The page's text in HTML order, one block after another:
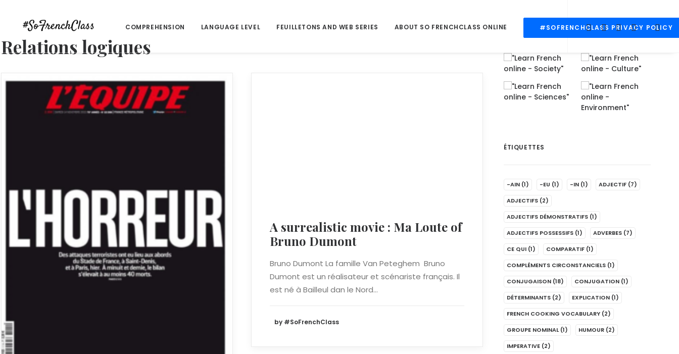
COMPREHENSION LANGUAGE LEVEL FEUILLETONS AND WEB SERIES ABOUT SO FRENCHCLASS ONLINE #SOFRENCHCLASS PRIVACY POLICY
Relations logiques
A surrealistic movie : Ma Loute of
Bruno Dumont
Bruno Dumont La famille Van Peteghem Bruno
Dumont est un réalisateur et scénariste français. Il
est né à Bailleul dan le Nord…
by #SoFrenchClass
ÉTIQUETTES
-AIN (1) -EU (1) -IN (1) ADJECTIF (7)
ADJECTIFS (2)
ADJECTIFS DÉMONSTRATIFS (1)
ADJECTIFS POSSESSIFS (1) ADVERBES (7)
CE QUI (1) COMPARATIF (1)
COMPLÉMENTS CIRCONSTANCIELS (1)
CONJUGAISON (18) CONJUGATION (1)
DÉTERMINANTS (2) EXPLICATION (1)
FRENCH COOKING VOCABULARY (2)
GROUPE NOMINAL (1) HUMOUR (2)
IMPERATIVE (2)